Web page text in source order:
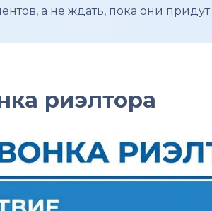
а не ждать, пока они придут.
риэлтора